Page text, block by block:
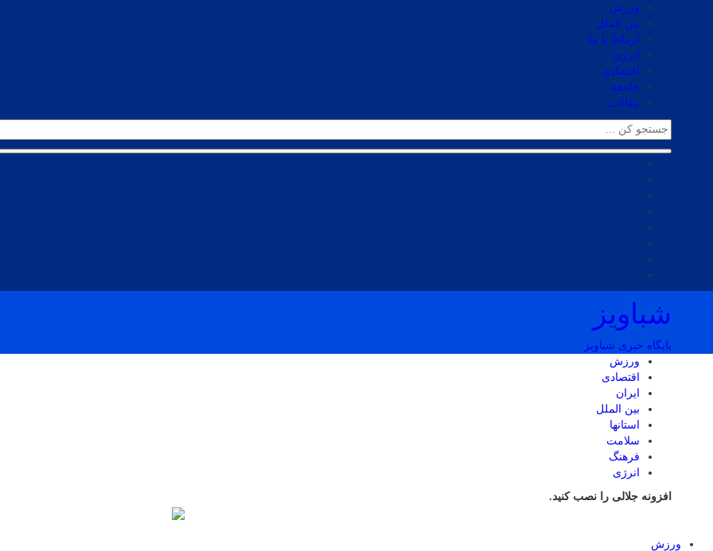
ورزش
بین الملل
ارتباط با ما
انرژی
اقتصادی
جامعه
مقالات
شباویز
پایگاه خبری شباویز
ورزش
اقتصادی
ایران
بین الملل
استانها
سلامت
فرهنگ
انرژی
افزونه جلالی را نصب کنید.
ورزش